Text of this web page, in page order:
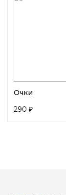
Декоративный
Очки
290